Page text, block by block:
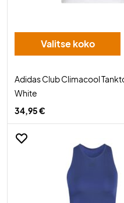
Valitse koko
Adidas Club Climacool
White
34,95 €